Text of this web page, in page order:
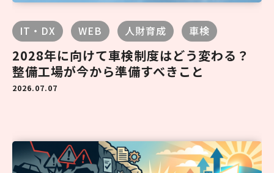
IT・DX WEB 人財育成 車検
2028年に向けて車検制度はどう変わる？
整備工場が今から準備すべきこと
2026.07.07